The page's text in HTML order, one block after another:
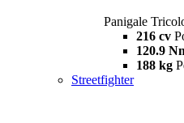
Panigale
216 cv
120.9
188 kg
Streetfighter